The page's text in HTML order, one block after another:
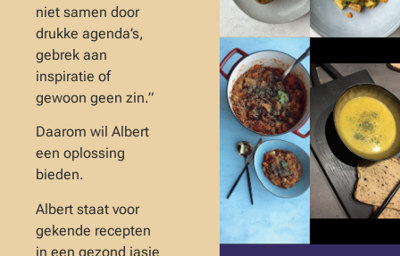
niet samen door
drukke agenda’s,
gebrek aan
inspiratie of
gewoon geen zin.”
Daarom wil Albert
een oplossing
bieden.
Albert staat voor
gekende recepten
in een gezond jasje